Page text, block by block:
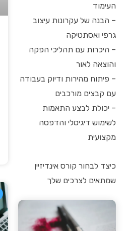
העימוד
– הבנה של עקרונות עיצוב
גרפי ואסתטיקה
– היכרות עם תהליכי הפקה
והוצאה לאור
– פיתוח מהירות ודיוק בעבודה
עם קבצים מורכבים
– יכולת לבצע התאמות
לשימוש דיגיטלי והדפסה
מקצועית
כיצד לבחור קורס אינדיזיין
שמתאים לצרכים שלך